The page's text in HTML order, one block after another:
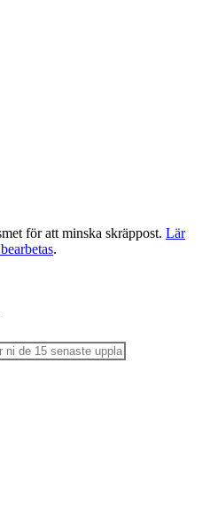
för att minska skräppost. Lär
.